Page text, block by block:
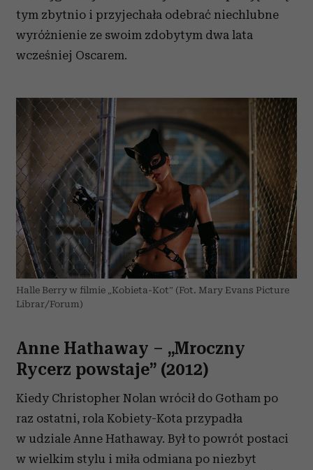
Partnerzy mogą połączyć te informacje z innymi danymi
otrzymanymi od Ciebie lub uzyskanymi podczas
korzystania z ich usług.
tym zbytnio i przyjechała odebrać niechlubne
wyróżnienie ze swoim zdobytym dwa lata
wcześniej Oscarem.
Halle Berry w filmie „Kobieta-Kot” (Fot. Mary Evans Picture
Librar/Forum)
Anne Hathaway – „Mroczny
Rycerz powstaje” (2012)
Kiedy Christopher Nolan wrócił do Gotham po
raz ostatni, rola Kobiety-Kota przypadła
w udziale Anne Hathaway. Był to powrót postaci
w wielkim stylu i miła odmiana po niezbyt